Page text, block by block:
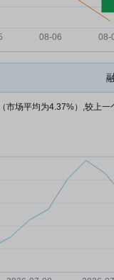
市场平均为4.37%）,较上一